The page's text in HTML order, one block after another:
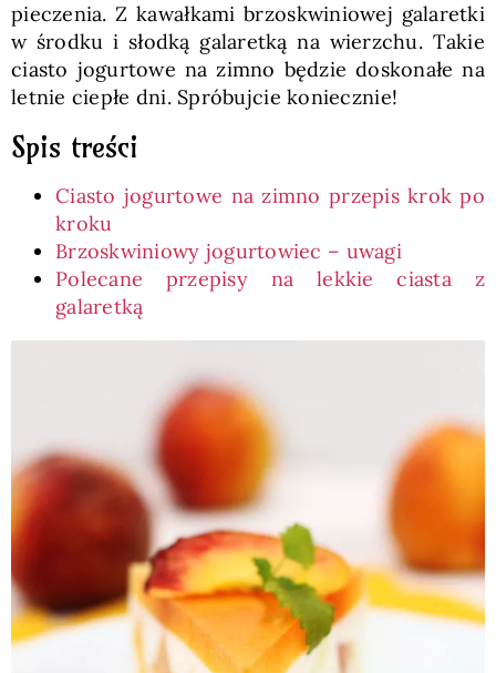
pieczenia. Z kawałkami brzoskwiniowej galaretki
w środku i słodką galaretką na wierzchu. Takie
ciasto jogurtowe na zimno będzie doskonałe na
letnie ciepłe dni. Spróbujcie koniecznie!
Spis treści
Ciasto jogurtowe na zimno przepis krok po
kroku
Brzoskwiniowy jogurtowiec – uwagi
Polecane przepisy na lekkie ciasta z
galaretką